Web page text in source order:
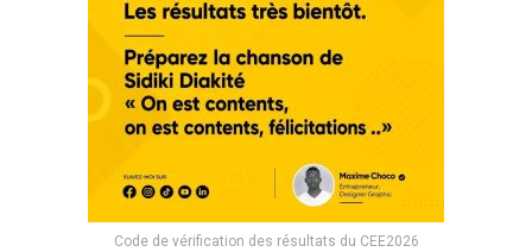
Code de vérification des résultats du CEE2026